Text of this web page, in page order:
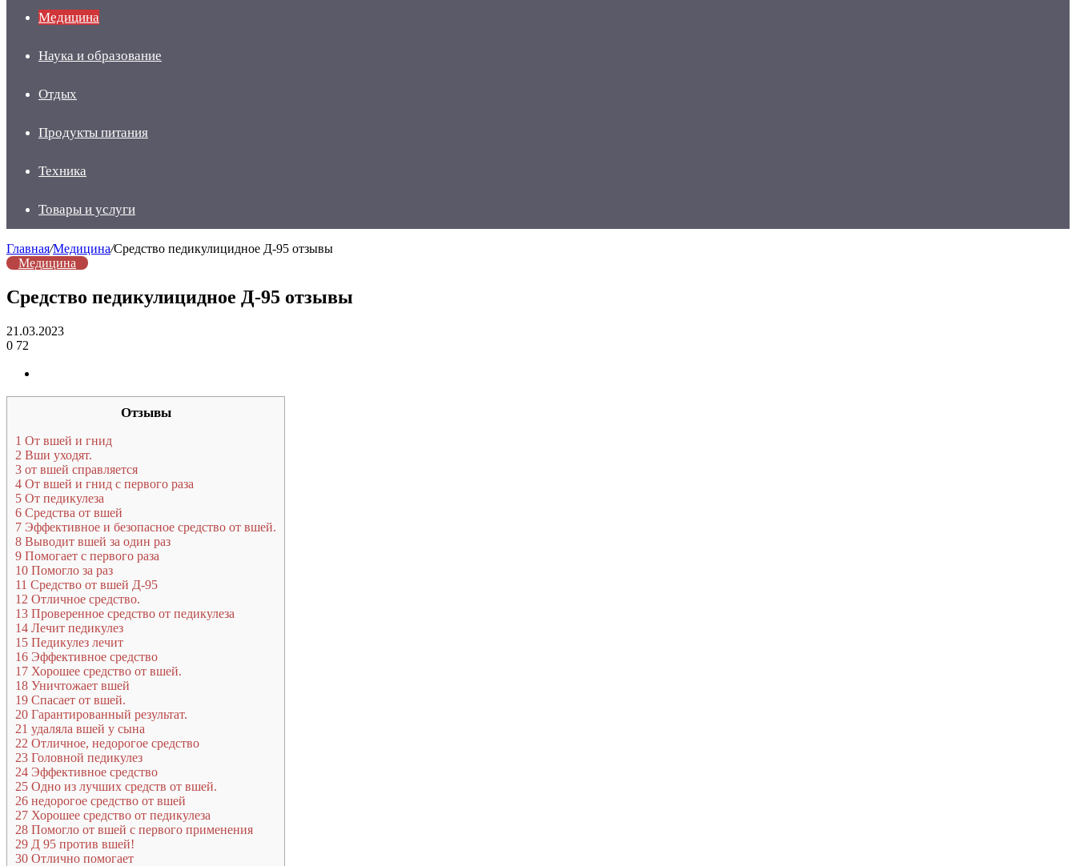
Медицина
Наука и образование
Отдых
Продукты питания
Техника
Товары и услуги
Главная/Медицина/Средство педикулицидное Д-95 отзывы
Медицина
Средство педикулицидное Д-95 отзывы
21.03.2023
0 72
Отзывы
1 От вшей и гнид
2 Вши уходят.
3 от вшей справляется
4 От вшей и гнид с первого раза
5 От педикулеза
6 Средства от вшей
7 Эффективное и безопасное средство от вшей.
8 Выводит вшей за один раз
9 Помогает с первого раза
10 Помогло за раз
11 Средство от вшей Д-95
12 Отличное средство.
13 Проверенное средство от педикулеза
14 Лечит педикулез
15 Педикулез лечит
16 Эффективное средство
17 Хорошее средство от вшей.
18 Уничтожает вшей
19 Спасает от вшей.
20 Гарантированный результат.
21 удаляла вшей у сына
22 Отличное, недорогое средство
23 Головной педикулез
24 Эффективное средство
25 Одно из лучших средств от вшей.
26 недорогое средство от вшей
27 Хорошее средство от педикулеза
28 Помогло от вшей с первого применения
29 Д 95 против вшей!
30 Отлично помогает